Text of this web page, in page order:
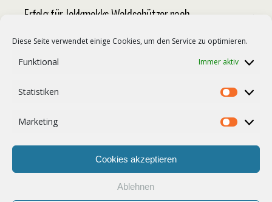
Diese Seite verwendet einige Cookies, um den Service zu optimieren.
Funktional Immer aktiv
Statistiken
Marketing
Cookies akzeptieren
Ablehnen
Erfolg für Jokkmokks Waldschützer nach
Staat beendet Lehrerstreit in Norwegen
Zum Seitenanfang